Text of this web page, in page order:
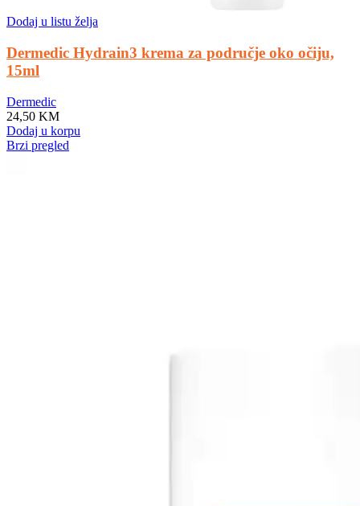
Dodaj u listu želja
Dermedic Hydrain3 krema za područje oko očiju,
15ml
Dermedic
24,50 KM
Dodaj u korpu
Brzi pregled